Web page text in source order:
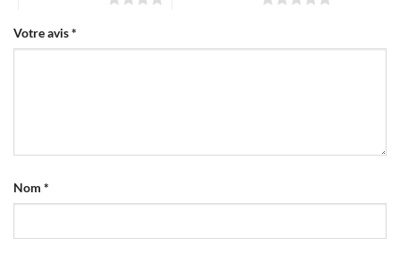
Votre avis*
Nom *